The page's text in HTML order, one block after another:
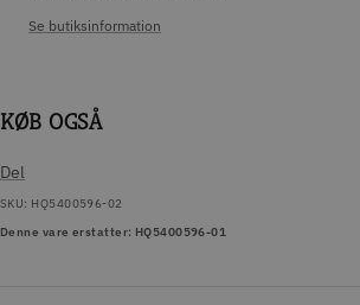
Se butiksinformation
KØB OGSÅ
Del
SKU: HQ5400596-02
Denne vare erstatter: HQ5400596-01